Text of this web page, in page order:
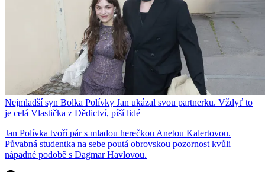
Nejmladší syn Bolka Polívky Jan ukázal svou partnerku. Vždyť to
je celá Vlastička z Dědictví, píší lidé
Jan Polívka tvoří pár s mladou herečkou Anetou Kalertovou.
Půvabná studentka na sebe poutá obrovskou pozornost kvůli
nápadné podobě s Dagmar Havlovou.